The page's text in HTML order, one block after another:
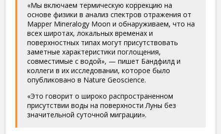
«Мы включаем термическую коррекцию на
основе физики в анализ спектров отражения от
Mapper Mineralogy Moon и обнаруживаем, что на
всех широтах, локальных временах и
поверхностных типах могут присутствовать
заметные характеристики поглощения,
совместимые с водой», — пишет Бандфилд и
коллеги в их исследовании, которое было
опубликовано в Nature Geoscience.
«Это говорит о широко распространенном
присутствии воды на поверхности Луны без
значительной суточной миграции».